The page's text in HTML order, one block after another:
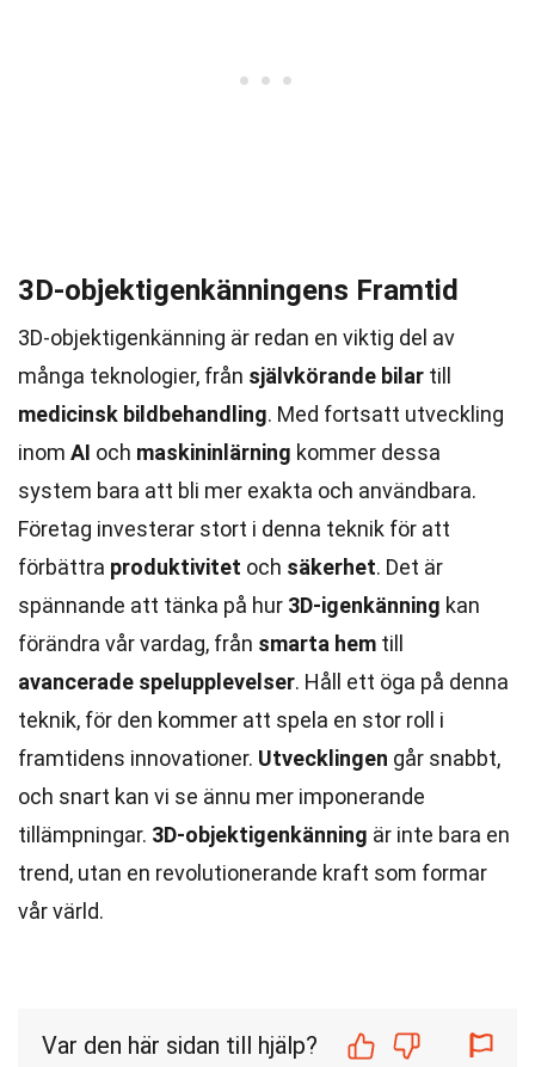
3D-objektigenkänningens Framtid
3D-objektigenkänning är redan en viktig del av
många teknologier, från självkörande bilar till
medicinsk bildbehandling. Med fortsatt utveckling
inom AI och maskininlärning kommer dessa
system bara att bli mer exakta och användbara.
Företag investerar stort i denna teknik för att
förbättra produktivitet och säkerhet. Det är
spännande att tänka på hur 3D-igenkänning kan
förändra vår vardag, från smarta hem till
avancerade spelupplevelser. Håll ett öga på denna
teknik, för den kommer att spela en stor roll i
framtidens innovationer. Utvecklingen går snabbt,
och snart kan vi se ännu mer imponerande
tillämpningar. 3D-objektigenkänning är inte bara en
trend, utan en revolutionerande kraft som formar
vår värld.
Var den här sidan till hjälp?